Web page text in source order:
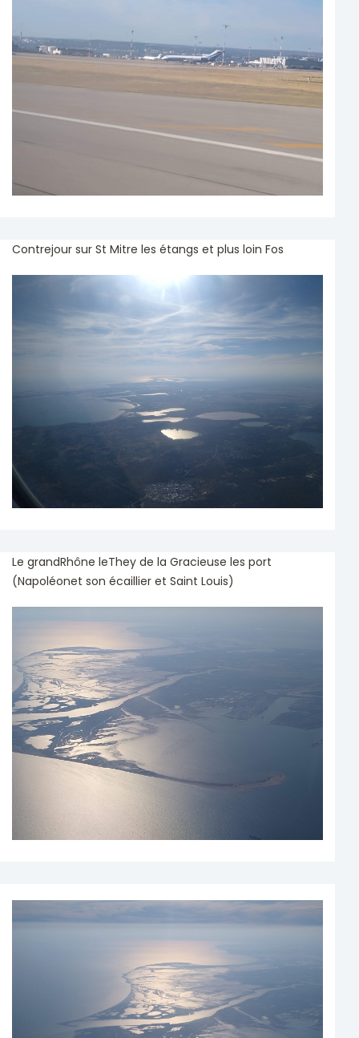
Contrejour sur St Mitre les étangs et plus loin Fos
Le grandRhône leThey de la Gracieuse les port
(Napoléonet son écaillier et Saint Louis)